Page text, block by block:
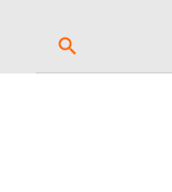
search